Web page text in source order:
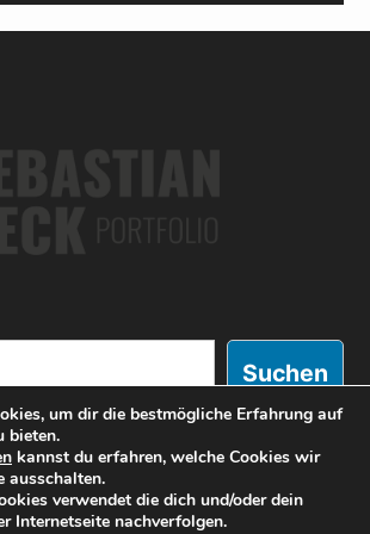
Suchen
,Startseite
Das wilde
um dir die bestmögliche Erfahrung auf
bieten.
kannst du erfahren, welche Cookies wir
ausschalten.
verwendet die dich und/oder dein
Internetseite nachverfolgen.